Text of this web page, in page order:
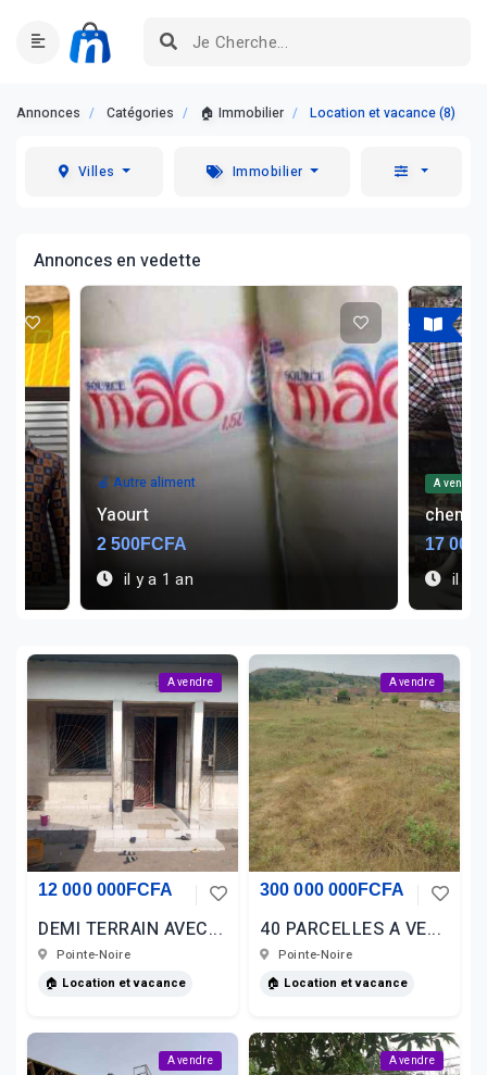
Annonces Catégories 🏠 Immobilier Location et vacance (8)
Villes Immobilier
Annonces en vedette
A vendre
A vendre 👕 Vêtement
chemises et panta...
17 000FCFA
il y a 2 ans
A vendre
A vendre
Un
il y
A vendre
12 000 000FCFA
DEMI TERRAIN AVEC...
Pointe-Noire
🏠 Location et vacance
A vendre
300 000 000FCFA
40 PARCELLES A VE...
Pointe-Noire
🏠 Location et vacance
A vendre A vendre